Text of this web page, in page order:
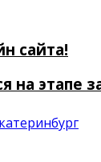
сайта!
этапе